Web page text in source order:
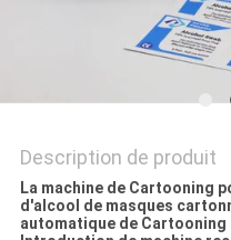
Description de produit
La machine de Cartooning
d'alcool de masques
automatique de